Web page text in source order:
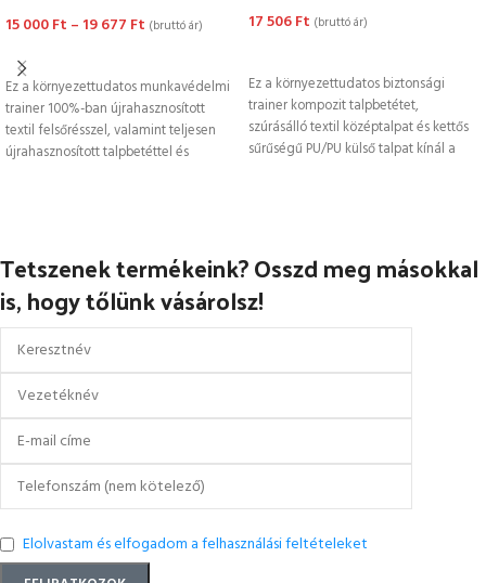
15 000Ft – 19 677 Ft (bruttó ár)
OPCIÓK VÁLASZTÁSA
Ez a környezettudatos munkavédelmi
trainer 100%-ban újrahasznosított
textil felsőrésszel, valamint teljesen
újrahasznosított talpbetéttel és
17 506Ft (bruttó ár)
Ez a környezettudatos biztonsági
trainer kompozit talpbetétet,
szúrásálló textil középtalpat és kettős
sűrűségű PU/PU külső talpat kínál a
Tetszenek termékeink? Osszd meg másokkal
is, hogy tőlünk vásárolsz!
Elolvastam és elfogadom a felhasználási feltételeket